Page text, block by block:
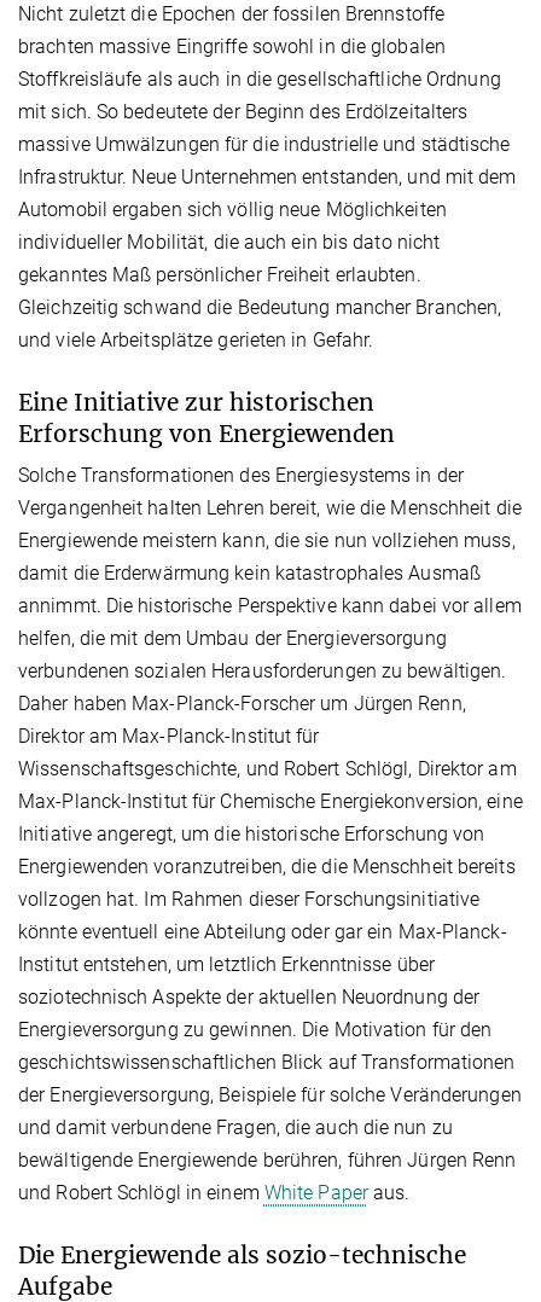
Nicht zuletzt die Epochen der fossilen Brennstoffe
brachten massive Eingriffe sowohl in die globalen
Stoffkreisläufe als auch in die gesellschaftliche Ordnung
mit sich. So bedeutete der Beginn des Erdölzeitalters
massive Umwälzungen für die industrielle und städtische
Infrastruktur. Neue Unternehmen entstanden, und mit dem
Automobil ergaben sich völlig neue Möglichkeiten
individueller Mobilität, die auch ein bis dato nicht
gekanntes Maß persönlicher Freiheit erlaubten.
Gleichzeitig schwand die Bedeutung mancher Branchen,
und viele Arbeitsplätze gerieten in Gefahr.
Eine Initiative zur historischen
Erforschung von Energiewenden
Solche Transformationen des Energiesystems in der
Vergangenheit halten Lehren bereit, wie die Menschheit die
Energiewende meistern kann, die sie nun vollziehen muss,
damit die Erderwärmung kein katastrophales Ausmaß
annimmt. Die historische Perspektive kann dabei vor allem
helfen, die mit dem Umbau der Energieversorgung
verbundenen sozialen Herausforderungen zu bewältigen.
Daher haben Max-Planck-Forscher um Jürgen Renn,
Direktor am Max-Planck-Institut für
Wissenschaftsgeschichte, und Robert Schlögl, Direktor am
Max-Planck-Institut für Chemische Energiekonversion, eine
Initiative angeregt, um die historische Erforschung von
Energiewenden voranzutreiben, die die Menschheit bereits
vollzogen hat. Im Rahmen dieser Forschungsinitiative
könnte eventuell eine Abteilung oder gar ein Max-Planck-
Institut entstehen, um letztlich Erkenntnisse über
soziotechnisch Aspekte der aktuellen Neuordnung der
Energieversorgung zu gewinnen. Die Motivation für den
geschichtswissenschaftlichen Blick auf Transformationen
der Energieversorgung, Beispiele für solche Veränderungen
und damit verbundene Fragen, die auch die nun zu
bewältigende Energiewende berühren, führen Jürgen Renn
und Robert Schlögl in einem White Paperaus.
Die Energiewende als sozio-technische
Aufgabe